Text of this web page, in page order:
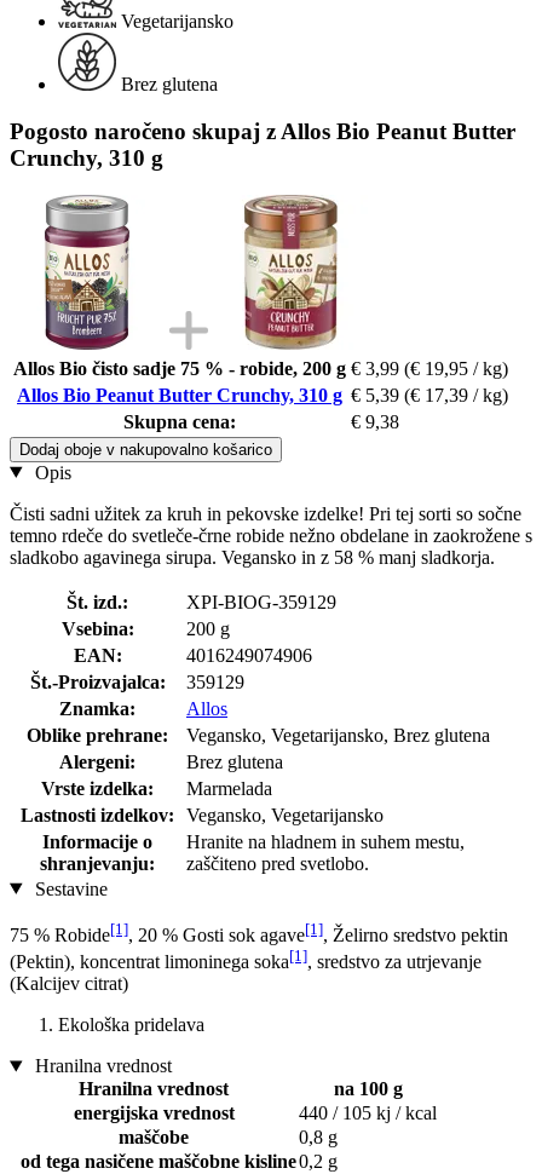
Vegetarijansko
Brez glutena
Pogosto naročeno skupaj z Allos Bio Peanut Butter
Crunchy, 310 g
Allos Bio čisto sadje 75 % - robide, 200 g € 3,99 (€ 19,95 / kg)
Allos Bio Peanut Butter Crunchy, 310 g € 5,39 (€ 17,39 / kg)
Skupna cena:
€ 9,38
Dodaj oboje v nakupovalno košarico
Opis
Čisti sadni užitek za kruh in pekovske izdelke! Pri tej sorti so sočne
temno rdeče do svetleče-črne robide nežno obdelane in zaokrožene s
sladkobo agavinega sirupa. Vegansko in z 58 % manj sladkorja.
Št. izd.:
XPI-BIOG-359129
Vsebina:
200 g
EAN:
4016249074906
Št.-Proizvajalca:
359129
Znamka:
Allos
Oblike prehrane:
Vegansko, Vegetarijansko, Brez glutena
Alergeni:
Brez glutena
Vrste izdelka:
Marmelada
Lastnosti izdelkov:
Vegansko, Vegetarijansko
Informacije o
shranjevanju:
Hranite na hladnem in suhem mestu,
zaščiteno pred svetlobo.
Sestavine
75 % Robide[1], 20 % Gosti sok agave[1], Želirno sredstvo pektin
(Pektin), koncentrat limoninega soka[1], sredstvo za utrjevanje
(Kalcijev citrat)
Ekološka pridelava
Hranilna vrednost
Hranilna vrednost
na 100 g
energijska vrednost
440 / 105 kj / kcal
maščobe
0,8 g
od tega nasičene maščobne kisline0,2 g